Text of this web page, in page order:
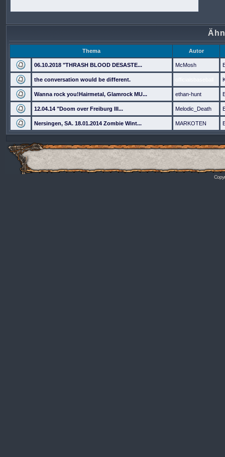
Thema Autor
06.10.2018 "THRASH BLOOD DESASTE... McMosh
the conversation would be different.
Wanna rock you!Hairmetal, Glamrock MU... ethan-hunt
12.04.14 "Doom over Freiburg III... Melodic_Death
Nersingen, SA. 18.01.2014 Zombie Wint... MARKOTEN